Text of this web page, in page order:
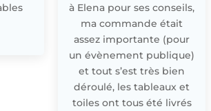
à Elena pour ses conseils,
ma commande était
assez importante (pour
un évènement publique)
et tout s’est très bien
déroulé, les tableaux et
toiles ont tous été livrés